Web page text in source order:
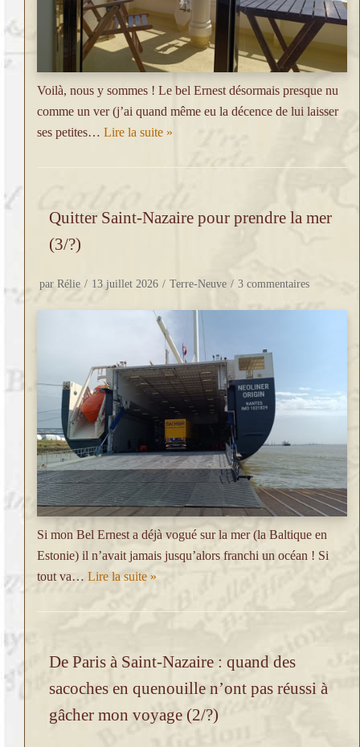
Voilà, nous y sommes ! Le bel Ernest désormais presque nu
comme un ver (j’ai quand même eu la décence de lui laisser
ses petites… Lire la suite »
Quitter Saint-Nazaire pour prendre la mer
(3/?)
par Rélie 13 juillet 2026 Terre-Neuve 3 commentaires
Si mon Bel Ernest a déjà vogué sur la mer (la Baltique en
Estonie) il n’avait jamais jusqu’alors franchi un océan ! Si
tout va… Lire la suite »
De Paris à Saint-Nazaire : quand des
sacoches en quenouille n’ont pas réussi à
gâcher mon voyage (2/?)